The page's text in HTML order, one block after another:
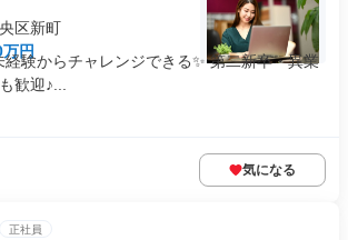
区新町
円
経験からチャレンジできる✨ 第二新卒・異業
歓迎♪...
気になる
正社員